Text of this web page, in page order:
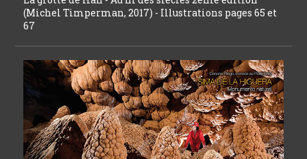
(Michel Timperman, 2017) - Illustrations pages 65 et
67